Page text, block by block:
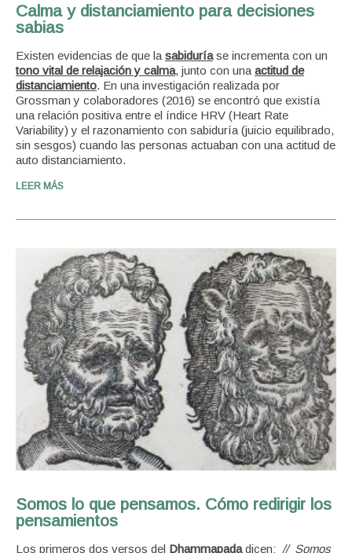
Calma y distanciamiento para decisiones
sabias
Existen evidencias de que la sabiduríase incrementa con un
tono vital de relajación y calma, junto con una actitud de
distanciamiento. En una investigación realizada por
Grossman y colaboradores (2016) se encontró que existía
una relación positiva entre el índice HRV (Heart Rate
Variability) y el razonamiento con sabiduría (juicio equilibrado,
sin sesgos) cuando las personas actuaban con una actitud de
auto distanciamiento.
LEER MÁS
Somos lo que pensamos. Cómo redirigir los
pensamientos
Los primeros dos versos del Dhammapadadicen: // Somos